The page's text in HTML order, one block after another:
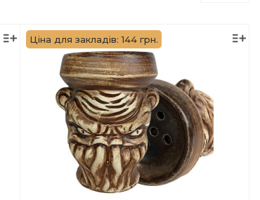
Ціна для закладів: 144 грн.